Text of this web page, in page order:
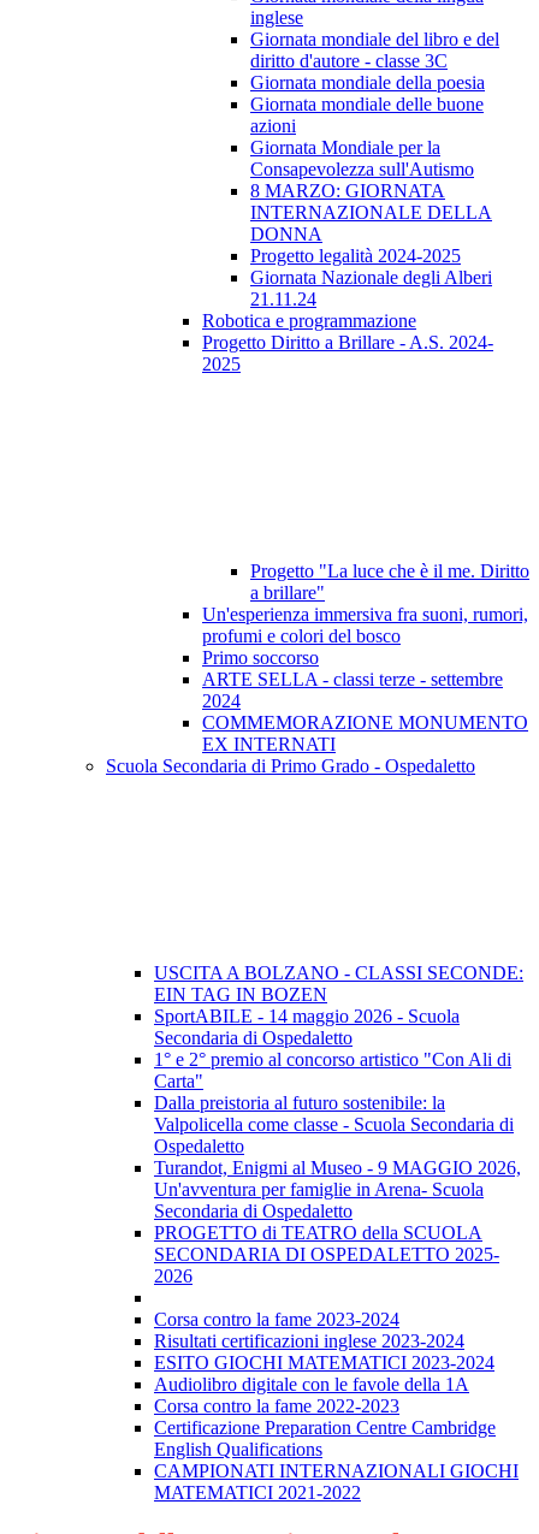
inglese
Giornata mondiale del libro e del
diritto d'autore - classe 3C
Giornata mondiale della poesia
Giornata mondiale delle buone
azioni
Giornata Mondiale per la
Consapevolezza sull'Autismo
8 MARZO: GIORNATA
INTERNAZIONALE DELLA
DONNA
Progetto legalità 2024-2025
Giornata Nazionale degli Alberi
21.11.24
Robotica e programmazione
Progetto Diritto a Brillare - A.S. 2024-
2025
Progetto "La luce che è il me. Diritto
a brillare"
Un'esperienza immersiva fra suoni, rumori,
profumi e colori del bosco
Primo soccorso
ARTE SELLA - classi terze - settembre
2024
COMMEMORAZIONE MONUMENTO
EX INTERNATI
Scuola Secondaria di Primo Grado - Ospedaletto
USCITA A BOLZANO - CLASSI SECONDE:
EIN TAG IN BOZEN
SportABILE - 14 maggio 2026 - Scuola
Secondaria di Ospedaletto
1° e 2° premio al concorso artistico "Con Ali di
Carta"
Dalla preistoria al futuro sostenibile: la
Valpolicella come classe - Scuola Secondaria di
Ospedaletto
Turandot, Enigmi al Museo - 9 MAGGIO 2026,
Un'avventura per famiglie in Arena- Scuola
Secondaria di Ospedaletto
PROGETTO di TEATRO della SCUOLA
SECONDARIA DI OSPEDALETTO 2025-
2026
Corsa contro la fame 2023-2024
Risultati certificazioni inglese 2023-2024
ESITO GIOCHI MATEMATICI 2023-2024
Audiolibro digitale con le favole della 1A
Corsa contro la fame 2022-2023
Certificazione Preparation Centre Cambridge
English Qualifications
CAMPIONATI INTERNAZIONALI GIOCHI
MATEMATICI 2021-2022